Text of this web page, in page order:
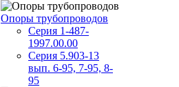
Опоры трубопроводов
Серия 1-487-
1997.00.00
Серия 5.903-13
вып. 6-95, 7-95, 8-
95